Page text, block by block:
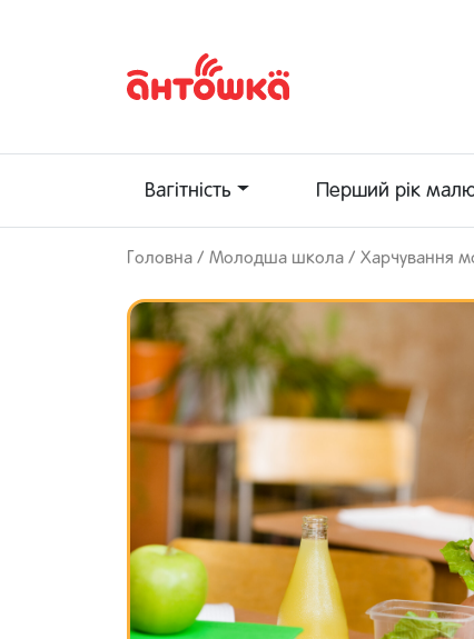
Вагітність Перший рік
Головна / Молодша школа / Харчування